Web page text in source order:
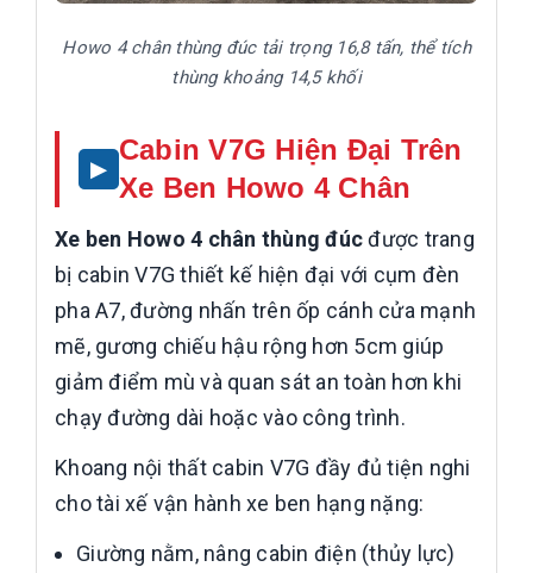
Howo 4 chân thùng đúc tải trọng 16,8 tấn, thể tích
thùng khoảng 14,5 khối
Cabin V7G Hiện Đại Trên
Xe Ben Howo 4 Chân
Xe ben Howo 4 chân thùng đúcđược trang
bị cabin V7G thiết kế hiện đại với cụm đèn
pha A7, đường nhấn trên ốp cánh cửa mạnh
mẽ, gương chiếu hậu rộng hơn 5cm giúp
giảm điểm mù và quan sát an toàn hơn khi
chạy đường dài hoặc vào công trình.
Khoang nội thất cabin V7G đầy đủ tiện nghi
cho tài xế vận hành xe ben hạng nặng:
Giường nằm, nâng cabin điện (thủy lực)